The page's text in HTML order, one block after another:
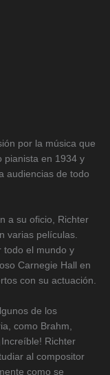
por la música que
pianista en 1934 y
audiencias de todo
a su oficio, Richter
varias películas.
todo el mundo y
Carnegie Hall en
con su actuación.
de los
como Brahm,
Richter
al compositor
como se